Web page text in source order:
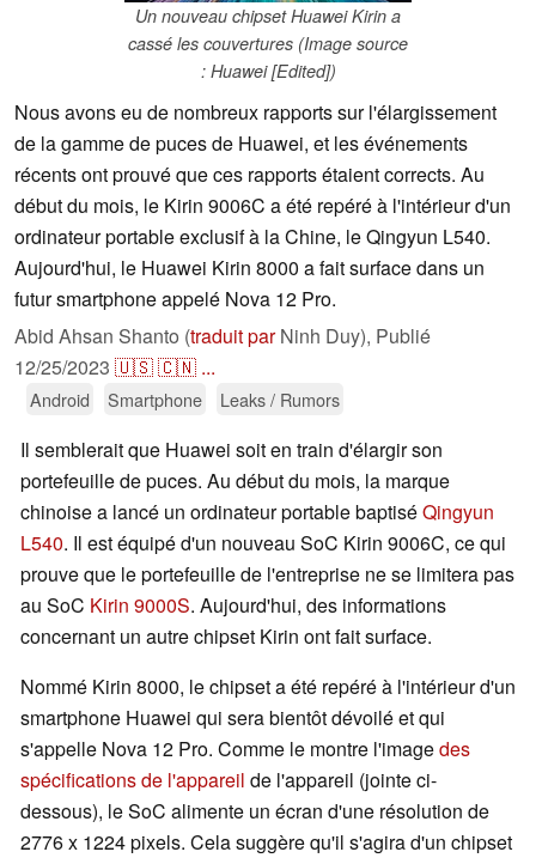
Un nouveau chipset Huawei Kirin a
cassé les couvertures (Image source
: Huawei [Edited])
Nous avons eu de nombreux rapports sur l'élargissement
de la gamme de puces de Huawei, et les événements
récents ont prouvé que ces rapports étaient corrects. Au
début du mois, le Kirin 9006C a été repéré à l'intérieur d'un
ordinateur portable exclusif à la Chine, le Qingyun L540.
Aujourd'hui, le Huawei Kirin 8000 a fait surface dans un
futur smartphone appelé Nova 12 Pro.
Abid Ahsan Shanto (traduit parNinh Duy), Publié
12/25/2023 🇺🇸🇨🇳 ...
Android Smartphone Leaks / Rumors
Il semblerait que Huawei soit en train d'élargir son
portefeuille de puces. Au début du mois, la marque
chinoise a lancé un ordinateur portable baptiséQingyun
L540. Il est équipé d'un nouveau SoC Kirin 9006C, ce qui
prouve que le portefeuille de l'entreprise ne se limitera pas
au SoC Kirin 9000S. Aujourd'hui, des informations
concernant un autre chipset Kirin ont fait surface.
Nommé Kirin 8000, le chipset a été repéré à l'intérieur d'un
smartphone Huawei qui sera bientôt dévoilé et qui
s'appelle Nova 12 Pro. Comme le montre l'imagedes
spécifications de l'appareil de l'appareil (jointe ci-
dessous), le SoC alimente un écran d'une résolution de
2776 x 1224 pixels. Cela suggère qu'il s'agira d'un chipset